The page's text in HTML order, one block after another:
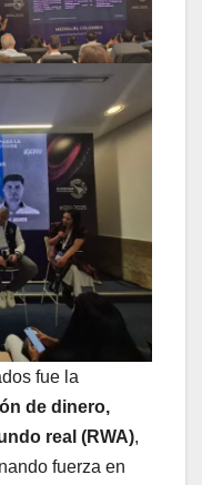
fue la
de dinero,
real (RWA),
fuerza en